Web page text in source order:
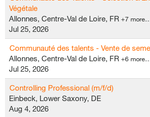
Végétale
Allonnes, Centre-Val de Loire, FR +7
Jul 25, 2026
Communauté des talents - Vente de
Allonnes, Centre-Val de Loire, FR +6
Jul 25, 2026
Controlling Professional (m/f/d)
Einbeck, Lower Saxony, DE
Aug 4, 2026